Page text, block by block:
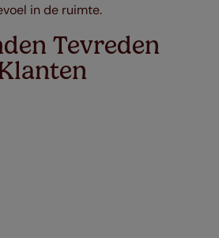
in de ruimte.
Tevreden